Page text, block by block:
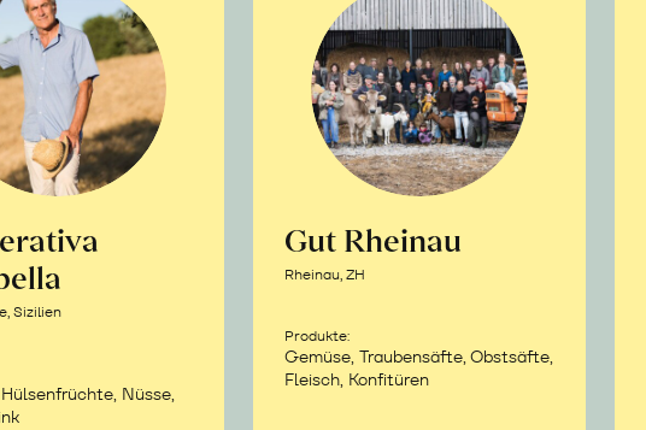
Sizilien
Nüsse,
Gut Rheinau
Rheinau, ZH
Produkte:
Gemüse, Traubensäfte, Obstsäfte,
Fleisch, Konfitüren